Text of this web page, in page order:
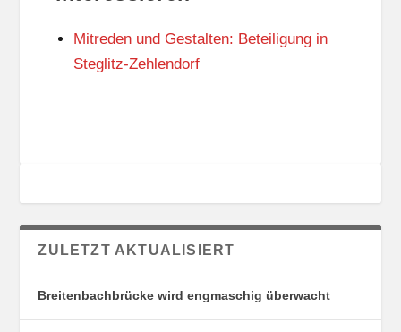
N
S
O
N
Mitreden und Gestalten: Beteiligung in
Steglitz-Zehlendorf
ZULETZT AKTUALISIERT
Breitenbachbrücke wird engmaschig überwacht